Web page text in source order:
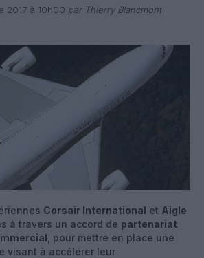
2017 à 10h00 par Thierry Blancmont
Corsair International et Aigle
à travers un accord de partenariat
, pour mettre en place une
visant à accélérer leur